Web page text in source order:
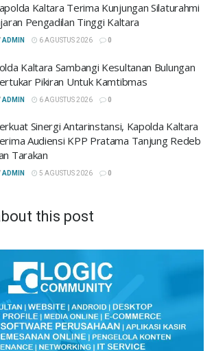
Kaltara Terima Kunjungan Silaturahmi
Pengadilan Tinggi Kaltara
ADMIN 6 AGUSTUS 2026 0
Kaltara Sambangi Kesultanan Bulungan
Pikiran Untuk Kamtibmas
ADMIN 6 AGUSTUS 2026 0
Sinergi Antarinstansi, Kapolda Kaltara
Audiensi KPP Pratama Tanjung Redeb
Tarakan
ADMIN 5 AGUSTUS 2026 0
this post